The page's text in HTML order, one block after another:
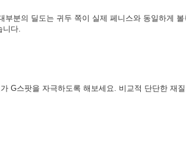
부분의 딜도는 귀두 쪽이 실제 페니스와 동일하게
니다.
G스팟을 자극하도록 해보세요. 비교적 단단한